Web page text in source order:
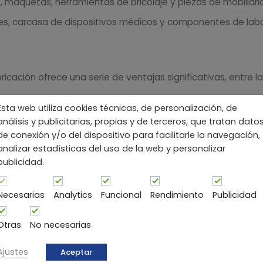
carcasa de dispositivos médicos y componentes de
ofrece una serie de ventajas significativas, entre
resistente al impacto, al desgaste y a la corrosión, lo
moldear y termoformar, lo que permite la producción
buena capacidad para aceptar acabados
para aplicaciones estéticas.
estabilidad dimensional, lo que significa que mantiene
web utiliza cookies técnicas, de personalización, de
y publicitarias, propias y de terceros, que tratan
conexión y/o del dispositivo para facilitarle la navegación,
estadísticas del uso de la web y personalizar
Analytics Funcional Rendimiento Publicidad
No necesarias
Aceptar